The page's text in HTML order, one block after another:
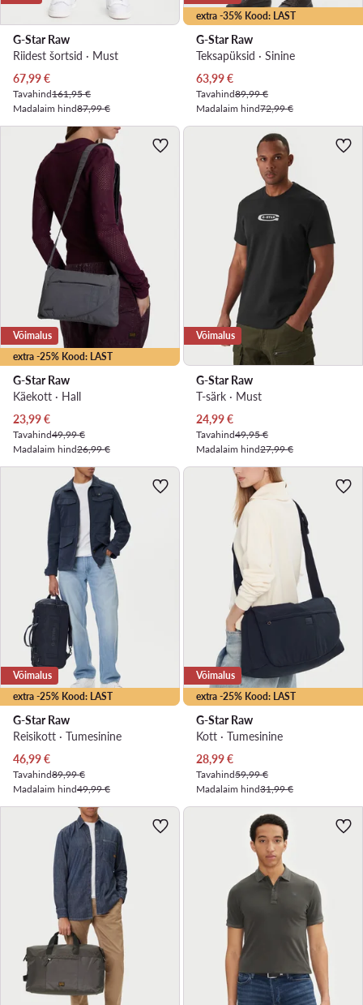
G-Star Raw
Riidest šortsid · Must
Praegune hind
67,99€
Tavahind161,95 €
Madalaim hind87,99 €
extra -35% Kood: LAST
G-Star Raw
Teksapüksid · Sinine
Praegune hind
63,99€
Tavahind89,99 €
Madalaim hind72,99 €
extra -25% Kood: LAST
Võimalus
G-Star Raw
Käekott · Hall
Praegune hind
23,99€
Tavahind49,99 €
Madalaim hind26,99 €
Võimalus
G-Star Raw
T-särk · Must
Praegune hind
24,99€
Tavahind49,95 €
Madalaim hind27,99 €
extra -25% Kood: LAST
Võimalus
G-Star Raw
Reisikott · Tumesinine
Praegune hind
46,99€
Tavahind89,99 €
Madalaim hind49,99 €
extra -25% Kood: LAST
Võimalus
G-Star Raw
Kott · Tumesinine
Praegune hind
28,99€
Tavahind59,99 €
Madalaim hind31,99 €